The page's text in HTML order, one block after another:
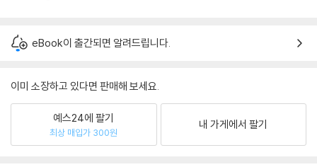
eBook이 출간되면 알려드립니다.
이미 소장하고 있다면 판매해 보세요.
예스24에 팔기
최상 매입가 300원
내 가게에서 팔기